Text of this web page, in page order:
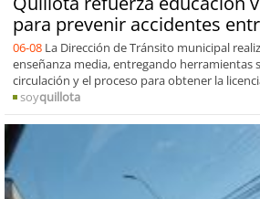
para prevenir accidentes
06-08 La Dirección de Tránsito municipal
enseñanza media, entregando herramientas
circulación y el proceso para obtener la
soyquillota